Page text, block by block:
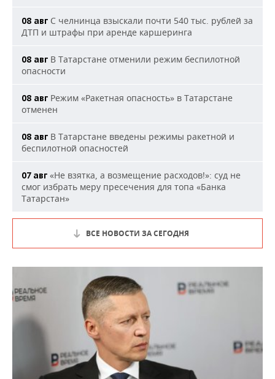
08 авг С челнинца взыскали почти 540 тыс. рублей за
ДТП и штрафы при аренде каршеринга
08 авг В Татарстане отменили режим беспилотной
опасности
08 авг Режим «Ракетная опасность» в Татарстане
отменен
08 авг В Татарстане введены режимы ракетной и
беспилотной опасностей
07 авг «Не взятка, а возмещение расходов!»: суд не
смог избрать меру пресечения для топа «Банка
Татарстан»
ВСЕ НОВОСТИ ЗА СЕГОДНЯ